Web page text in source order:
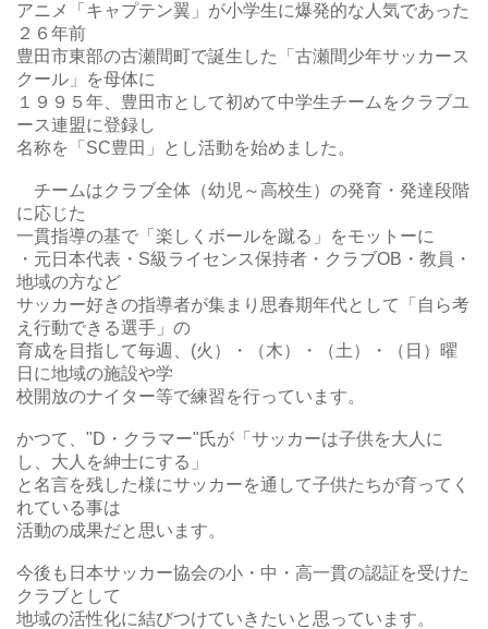
アニメ「キャプテン翼」が小学生に爆発的な人気であった
２６年前
豊田市東部の古瀬間町で誕生した「古瀬間少年サッカース
クール」を母体に
１９９５年、豊田市として初めて中学生チームをクラブユ
ース連盟に登録し
名称を「SC豊田」とし活動を始めました。
チームはクラブ全体（幼児～高校生）の発育・発達段階
に応じた
一貫指導の基で「楽しくボールを蹴る」をモットーに
・元日本代表・S級ライセンス保持者・クラブOB・教員・
地域の方など
サッカー好きの指導者が集まり思春期年代として「自ら考
え行動できる選手」の
育成を目指して毎週、(火）・（木）・（土）・（日）曜
日に地域の施設や学
校開放のナイター等で練習を行っています。
かつて、"D・クラマー"氏が「サッカーは子供を大人に
し、大人を紳士にする」
と名言を残した様にサッカーを通して子供たちが育ってく
れている事は
活動の成果だと思います。
今後も日本サッカー協会の小・中・高一貫の認証を受けた
クラブとして
地域の活性化に結びつけていきたいと思っています。